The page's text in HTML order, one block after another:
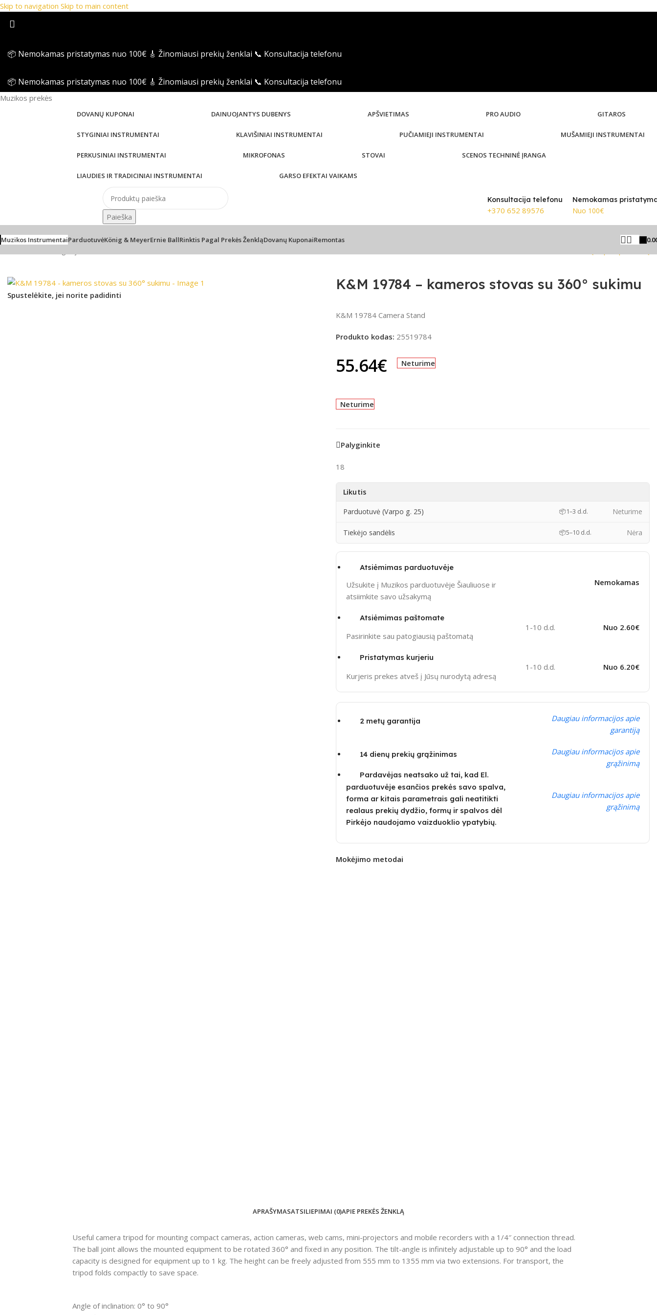
Skip to navigation Skip to main content
📦 Nemokamas pristatymas nuo 100€ 🎸 Žinomiausi prekių ženklai 📞 Konsultacija telefonu
📦 Nemokamas pristatymas nuo 100€ 🎸 Žinomiausi prekių ženklai 📞 Konsultacija telefonu
Muzikos prekės
DOVANŲ KUPONAI DAINUOJANTYS DUBENYS APŠVIETIMAS PRO AUDIO GITAROS
STYGINIAI INSTRUMENTAI KLAVIŠINIAI INSTRUMENTAI PUČIAMIEJI INSTRUMENTAI MUŠAMIEJI INSTRUMENTAI
PERKUSINIAI INSTRUMENTAI MIKROFONAS STOVAI SCENOS TECHNINĖ ĮRANGA
LIAUDIES IR TRADICINIAI INSTRUMENTAI GARSO EFEKTAI VAIKAMS
Paieška
Konsultacija telefonu
+370 652 89576
Nemokamas
Nuo 100€
Muzikos InstrumentaiParduotuvėKönig & MeyerErnie BallRinktis Pagal Prekės ŽenkląDovanų KuponaiRemontas
Spustelėkite, jei norite padidinti
K&M 19784 – kameros stovas su 360° sukimu
K&M 19784 Camera Stand
Produkto kodas: 25519784
55.64€ Neturime
Neturime
Palyginkite
18
Likutis
Parduotuvė (Varpo g. 25) 📦1–3 d.d. Neturime
Tiekėjo sandėlis 📦5–10 d.d. Nėra
Atsiėmimas parduotuvėje
Užsukite į Muzikos parduotuvėje Šiauliuose ir
atsiimkite savo užsakymą
Nemokamas
Atsiėmimas paštomate
Pasirinkite sau patogiausią paštomatą
1-10 d.d. Nuo 2.60€
Pristatymas kurjeriu
Kurjeris prekes atveš į Jūsų nurodytą adresą
1-10 d.d. Nuo 6.20€
2 metų garantija
Daugiau informacijos apie
garantiją
14 dienų prekių grąžinimas
Daugiau informacijos apie
grąžinimą
Pardavėjas neatsako už tai, kad El.
parduotuvėje esančios prekės savo spalva,
forma ar kitais parametrais gali neatitikti
realaus prekių dydžio, formų ir spalvos dėl
Pirkėjo naudojamo vaizduoklio ypatybių.
Daugiau informacijos apie
grąžinimą
Mokėjimo metodai
APRAŠYMASATSILIEPIMAI (0)APIE PREKĖS ŽENKLĄ
Useful camera tripod for mounting compact cameras, action cameras, web cams, mini-projectors and mobile recorders with a 1/4″ connection thread.
The ball joint allows the mounted equipment to be rotated 360° and fixed in any position. The tilt-angle is infinitely adjustable up to 90° and the load
capacity is designed for equipment up to 1 kg. The height can be freely adjusted from 555 mm to 1355 mm via two extensions. For transport, the
tripod folds compactly to save space.
Angle of inclination: 0° to 90°